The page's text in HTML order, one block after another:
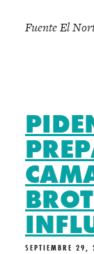
Fuente El
SEPTIEMBRE 29,